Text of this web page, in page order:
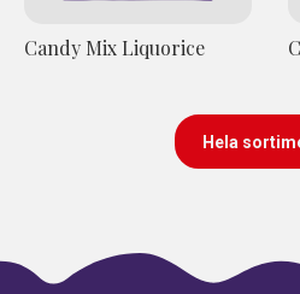
Candy Mix Liquorice
Hela